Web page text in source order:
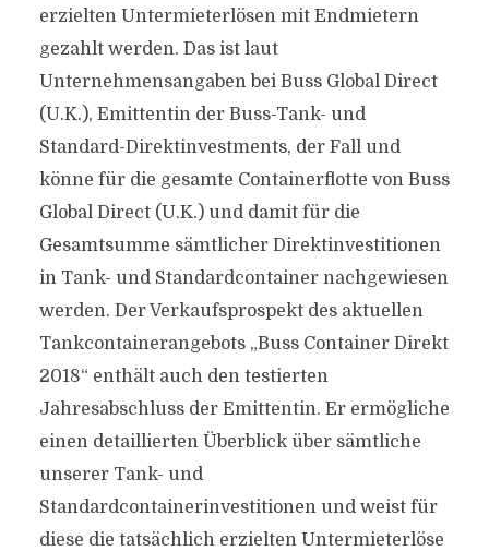
erzielten Untermieterlösen mit Endmietern
gezahlt werden. Das ist laut
Unternehmensangaben bei Buss Global Direct
(U.K.), Emittentin der Buss-Tank- und
Standard-Direktinvestments, der Fall und
könne für die gesamte Containerflotte von Buss
Global Direct (U.K.) und damit für die
Gesamtsumme sämtlicher Direktinvestitionen
in Tank- und Standardcontainer nachgewiesen
werden. Der Verkaufsprospekt des aktuellen
Tankcontainerangebots „Buss Container Direkt
2018“ enthält auch den testierten
Jahresabschluss der Emittentin. Er ermögliche
einen detaillierten Überblick über sämtliche
unserer Tank- und
Standardcontainerinvestitionen und weist für
diese die tatsächlich erzielten Untermieterlöse